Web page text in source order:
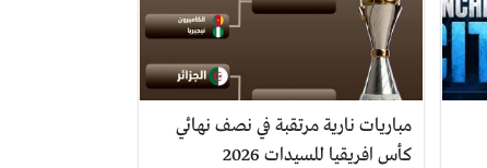
مباريات نارية مرتقبة في نصف نهائي
كأس افريقيا للسيدات 2026